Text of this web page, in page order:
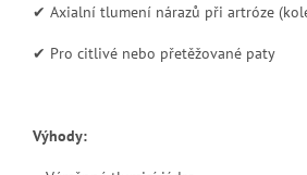
✔ Axialní tlumení nárazů při artróze
✔ Pro citlivé nebo přetěžované paty
Výhody: